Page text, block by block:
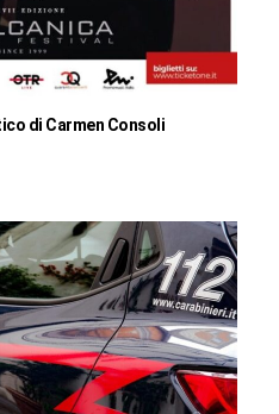
di Carmen Consoli